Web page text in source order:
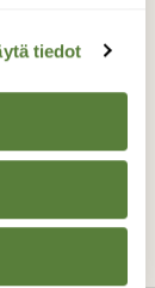
tiedot